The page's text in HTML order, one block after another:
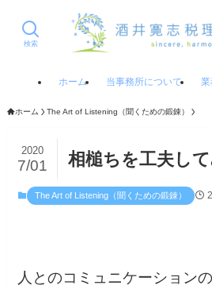
検索
ホーム 当事務所について
ホーム The Art of Listening（聞くための鍛錬）
相槌ちを工夫し
2020
7/01
The Art of Listening（聞くための鍛錬）
人とのコミュニケーション